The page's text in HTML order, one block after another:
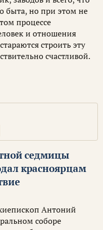
быта, но при этом не
процессе
и отношения
строить эту
счастливой.
седмицы
красноярцам
Антоний
соборе